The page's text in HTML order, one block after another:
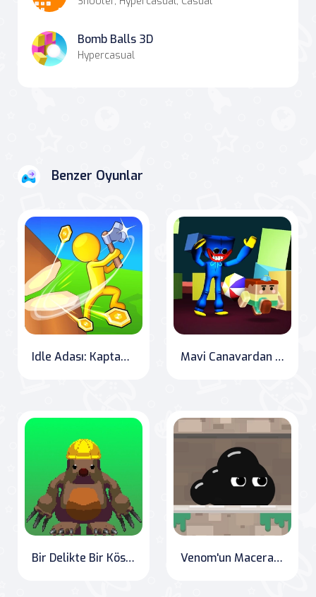
Bomb Balls 3D
Hypercasual
Benzer Oyunlar
Idle Adası: Kaptanınızı Kurtarın Mavi Canavardan Kaçış
Bir Delikte Bir Köstebek Venom'un Maceraları